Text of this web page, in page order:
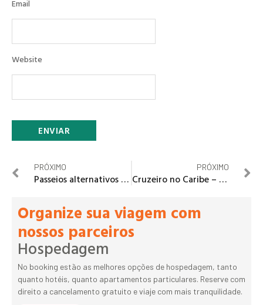
Email
Website
PRÓXIMO
Passeios alternativos em Londres
PRÓXIMO
Cruzeiro no Caribe – como escolher a melhor compania?
Organize sua viagem com
nossos parceiros
Hospedagem
No booking estão as melhores opções de hospedagem, tanto
quanto hotéis, quanto apartamentos particulares. Reserve com
direito a cancelamento gratuito e viaje com mais tranquilidade.